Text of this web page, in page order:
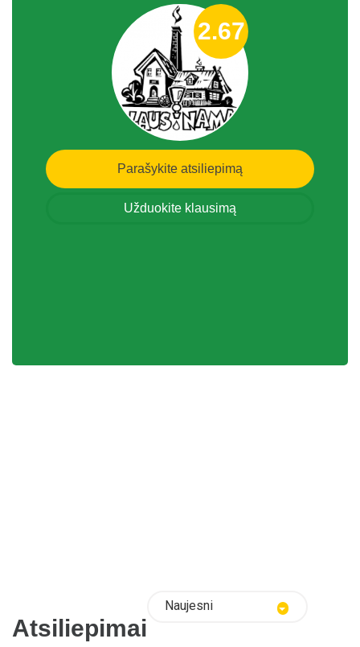
2.67
Parašykite atsiliepimą
Užduokite klausimą
Atsiliepimai
Naujesni